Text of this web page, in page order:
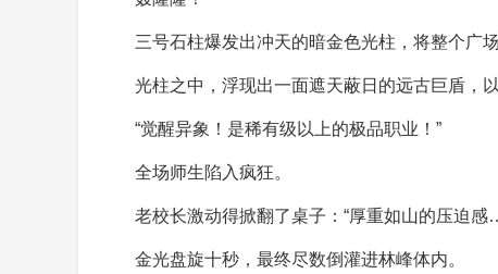
三号石柱爆发出冲天的暗金色光柱，将整个广
光柱之中，浮现出一面遮天蔽日的远古巨盾，
“觉醒异象！是稀有级以上的极品职业！”
全场师生陷入疯狂。
老校长激动得掀翻了桌子：“厚重如山的压迫
金光盘旋十秒，最终尽数倒灌进林峰体内。